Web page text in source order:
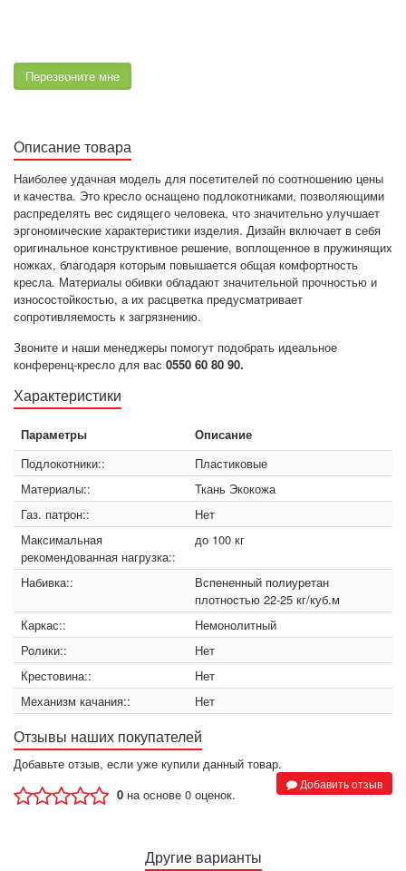
Перезвоните мне
Описание товара
Наиболее удачная модель для посетителей по соотношению цены
и качества. Это кресло оснащено подлокотниками, позволяющими
распределять вес сидящего человека, что значительно улучшает
эргономические характеристики изделия. Дизайн включает в себя
оригинальное конструктивное решение, воплощенное в пружинящих
ножках, благодаря которым повышается общая комфортность
кресла. Материалы обивки обладают значительной прочностью и
износостойкостью, а их расцветка предусматривает
сопротивляемость к загрязнению.
Звоните и наши менеджеры помогут подобрать идеальное
конференц-кресло для вас 0550 60 80 90.
Характеристики
Параметры
Описание
Подлокотники::
Пластиковые
Материалы::
Ткань Экокожа
Газ. патрон::
Нет
Максимальная
рекомендованная нагрузка::
до 100 кг
Набивка::
Вспененный полиуретан
плотностью 22-25 кг/куб.м
Каркас::
Немонолитный
Ролики::
Нет
Крестовина::
Нет
Механизм качания::
Нет
Отзывы наших покупателей
Добавьте отзыв, если уже купили данный товар.
Добавить отзыв
0 на основе 0 оценок.
Другие варианты